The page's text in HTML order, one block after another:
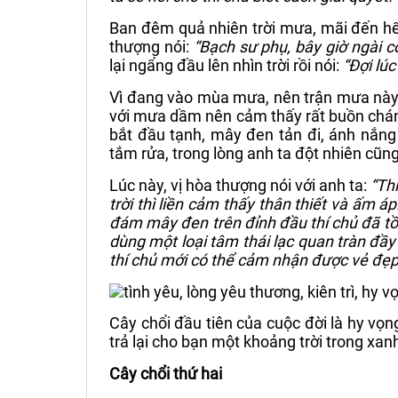
Ban đêm quả nhiên trời mưa, mãi đến
thượng nói: “Bạch sư phụ, bây giờ ngài
lại ngẩng đầu lên nhìn trời rồi nói: “Đợi
Vì đang vào mùa mưa, nên trận mưa
với mưa dầm nên cảm thấy rất buồn
bắt đầu tạnh, mây đen tản đi, ánh
tắm rửa, trong lòng anh ta đột nhiên
Lúc này, vị hòa thượng nói với anh ta:
trời thì liền cảm thấy thân thiết và ấm
đám mây đen trên đỉnh đầu thí chủ đã
dùng một loại tâm thái lạc quan tràn
thí chủ mới có thể cảm nhận được vẻ
Cây chổi đầu tiên của cuộc đời là hy
trả lại cho bạn một khoảng trời trong
Cây chổi thứ hai